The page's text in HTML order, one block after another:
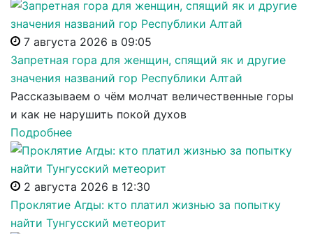
7 августа 2026 в 09:05
Запретная гора для женщин, спящий як и другие
значения названий гор Республики Алтай
Рассказываем о чём молчат величественные горы
и как не нарушить покой духов
Подробнее
2 августа 2026 в 12:30
Проклятие Агды: кто платил жизнью за попытку
найти Тунгусский метеорит